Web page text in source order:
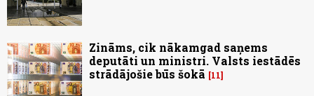
Zināms, cik nākamgad saņems
deputāti un ministri. Valsts iestādēs
strādājošie būs šokā
11